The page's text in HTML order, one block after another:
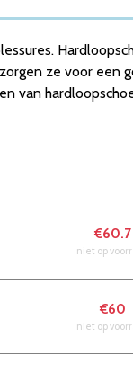
ze voor een
van
€60.7
niet op
€60
niet op